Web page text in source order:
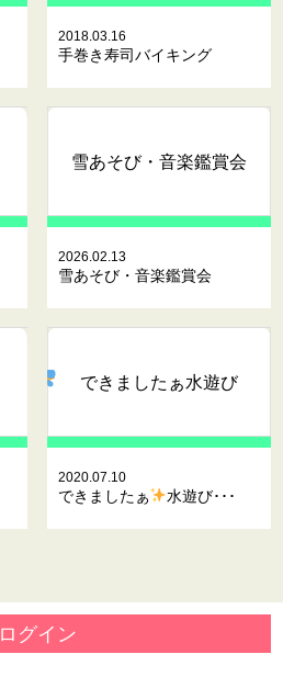
2018.03.16
手巻き寿司バイキング
雪あそび・音楽鑑賞会
2026.02.13
雪あそび・音楽鑑賞会
できましたぁ水遊び
2020.07.10
できましたぁ 水遊び･･･
ログイン